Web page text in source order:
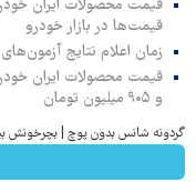
قیمت‌ها در بازار خودرو
زمان اعلام نتایج
و ۹۰۵ میلیون تومان
گردونه شانس بدون پوچ | بچرخونش